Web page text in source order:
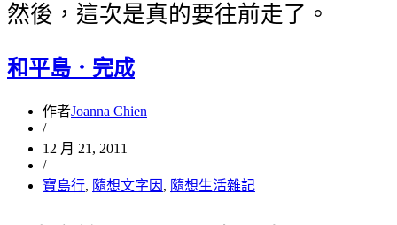
然後，這次是真的要往前走了。
和平島．完成
作者Joanna Chien
/
12 月 21, 2011
/
寶島行, 隨想文字因 , 隨想生活雜記